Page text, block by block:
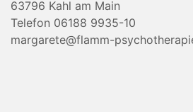
63796 Kahl am Main
Telefon 06188 9935-10
margarete@flamm-